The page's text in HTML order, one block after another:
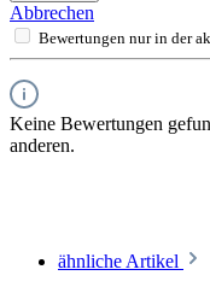
Abbrechen
Bewertungen nur in der
Keine Bewertungen
anderen.
ähnliche Artikel